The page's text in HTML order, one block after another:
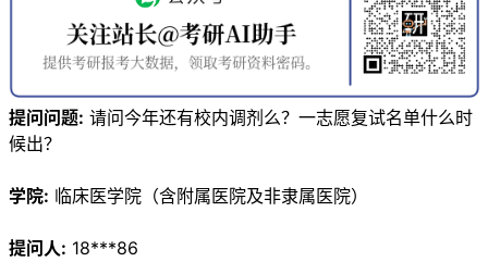
提问问题: 请问今年还有校内调剂么？一志愿复试名单什么时
候出？
学院: 临床医学院（含附属医院及非隶属医院）
提问人: 18***86